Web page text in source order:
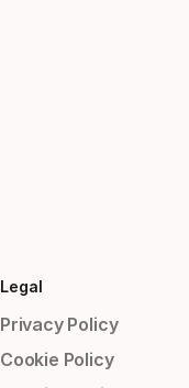
Legal
Privacy Policy
Cookie Policy